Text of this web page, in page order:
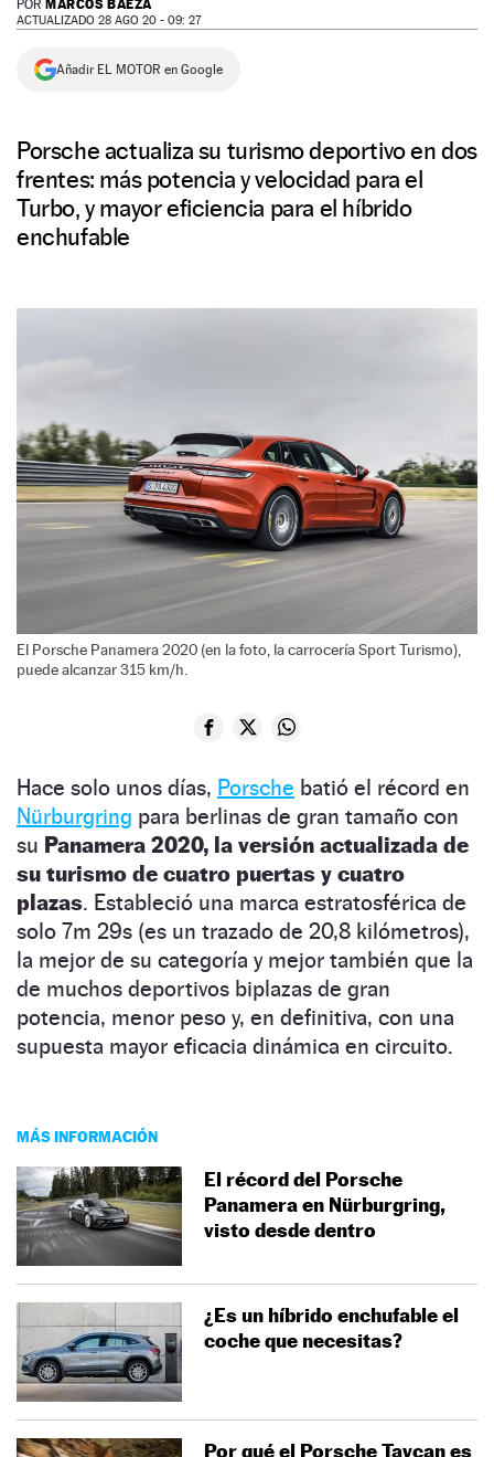
NEWSLETTER
POR MARCOS BAEZA
ACTUALIZADO 28 AGO 20 - 09: 27
Añadir EL MOTOR en Google
Porsche actualiza su turismo deportivo en dos
frentes: más potencia y velocidad para el
Turbo, y mayor eficiencia para el híbrido
enchufable
El Porsche Panamera 2020 (en la foto, la carrocería Sport Turismo),
puede alcanzar 315 km/h.
Hace solo unos días, Porsche batió el récord en
Nürburgring para berlinas de gran tamaño con
su Panamera 2020, la versión actualizada de
su turismo de cuatro puertas y cuatro
plazas. Estableció una marca estratosférica de
solo 7m 29s (es un trazado de 20,8 kilómetros),
la mejor de su categoría y mejor también que la
de muchos deportivos biplazas de gran
potencia, menor peso y, en definitiva, con una
supuesta mayor eficacia dinámica en circuito.
MÁS INFORMACIÓN
El récord del Porsche
Panamera en Nürburgring,
visto desde dentro
¿Es un híbrido enchufable el
coche que necesitas?
Por qué el Porsche Taycan es